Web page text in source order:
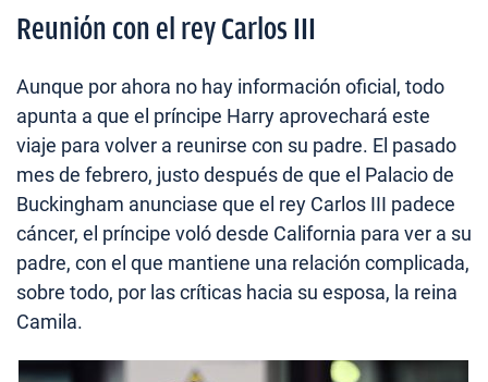
Reunión con el rey Carlos III
Aunque por ahora no hay información oficial, todo
apunta a que el príncipe Harry aprovechará este
viaje para volver a reunirse con su padre. El pasado
mes de febrero, justo después de que el Palacio de
Buckingham anunciase que el rey Carlos III padece
cáncer, el príncipe voló desde California para ver a su
padre, con el que mantiene una relación complicada,
sobre todo, por las críticas hacia su esposa, la reina
Camila.